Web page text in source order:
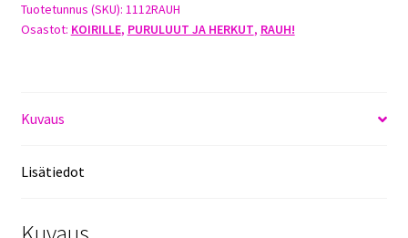
Tuotetunnus (SKU): 1112RAUH
Osastot: KOIRILLE, PURULUUT JA HERKUT, RAUH!
Kuvaus
Lisätiedot